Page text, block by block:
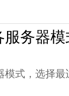
务器
模式，选择